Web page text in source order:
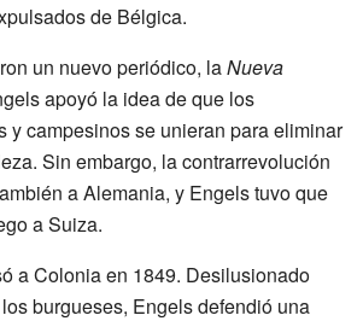
de Bélgica.
un nuevo periódico, laNueva
apoyó la idea de que los
y campesinos se unieran para eliminar
Sin embargo, la contrarrevolución
a Alemania, y Engels tuvo que
a Suiza.
a Colonia en 1849. Desilusionado
burgueses, Engels defendió una